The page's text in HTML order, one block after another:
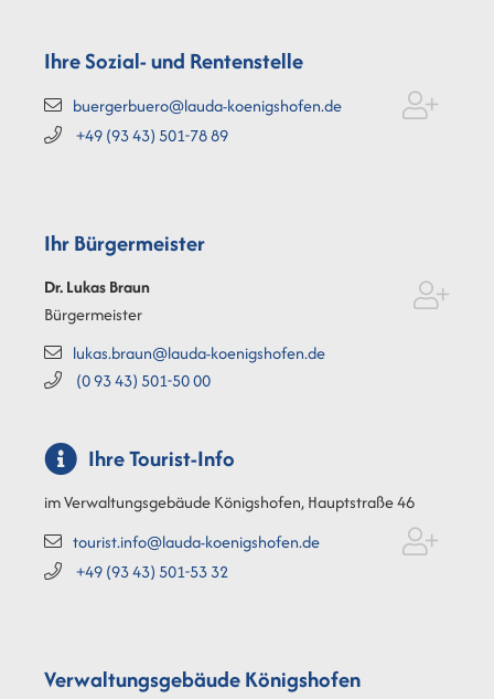
Ihre Sozial- und Rentenstelle
buergerbuero@lauda-koenigshofen.de
+49 (9343) 501-7889
Ihr Bürgermeister
Dr. LukasBraun
Bürgermeister
lukas.braun@lauda-koenigshofen.de
(09343) 501-5000
Ihre Tourist-Info
im Verwaltungsgebäude Königshofen, Hauptstraße 46
tourist.info@lauda-koenigshofen.de
+49 (9343) 501-5332
Verwaltungsgebäude Königshofen